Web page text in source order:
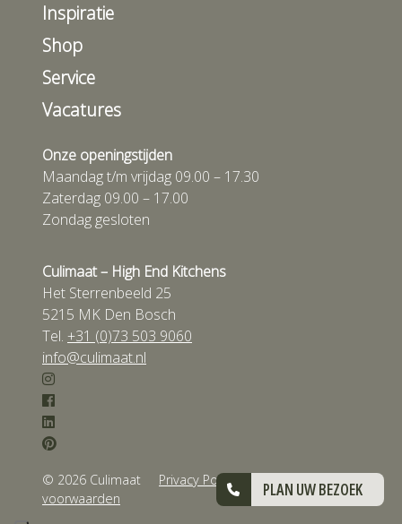
PLAN UW BEZOEK
Inspiratie
Shop
Service
Vacatures
Onze openingstijden
Maandag t/m vrijdag 09.00 – 17.30
Zaterdag 09.00 – 17.00
Zondag gesloten
Culimaat – High End Kitchens
Het Sterrenbeeld 25
5215 MK Den Bosch
Tel. +31 (0)73 503 9060
info@culimaat.nl
© 2026 Culimaat Privacy Policy
Algemene
voorwaarden